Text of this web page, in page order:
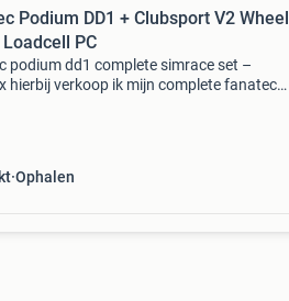
Podium DD1 + Clubsport V2 Wheel
PC
podium dd1 complete simrace set –
hierbij verkoop ik mijn complete fanatec
Ophalen